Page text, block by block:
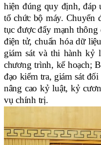
hiện đúng quy định, đáp
tổ chức bộ máy. Chuyển
tục được đẩy mạnh
điện tử, chuẩn hóa dữ
giám sát và thi hành kỷ
chương trình, kế hoạch;
đạo kiểm tra, giám sát
nâng cao kỷ luật, kỷ
vụ chính trị.